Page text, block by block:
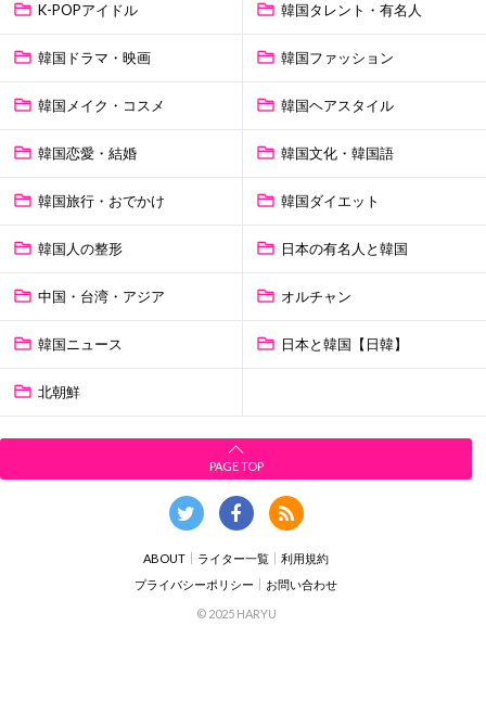
K-POPアイドル 韓国タレント・有名人
韓国ドラマ・映画 韓国ファッション
韓国メイク・コスメ 韓国ヘアスタイル
韓国恋愛・結婚 韓国文化・韓国語
韓国旅行・おでかけ 韓国ダイエット
韓国人の整形 日本の有名人と韓国
中国・台湾・アジア オルチャン
韓国ニュース 日本と韓国【日韓】
北朝鮮
PAGE TOP
ABOUT ライター一覧
利用規約
プライバシーポリシー
お問い合わせ
© 2025 HARYU